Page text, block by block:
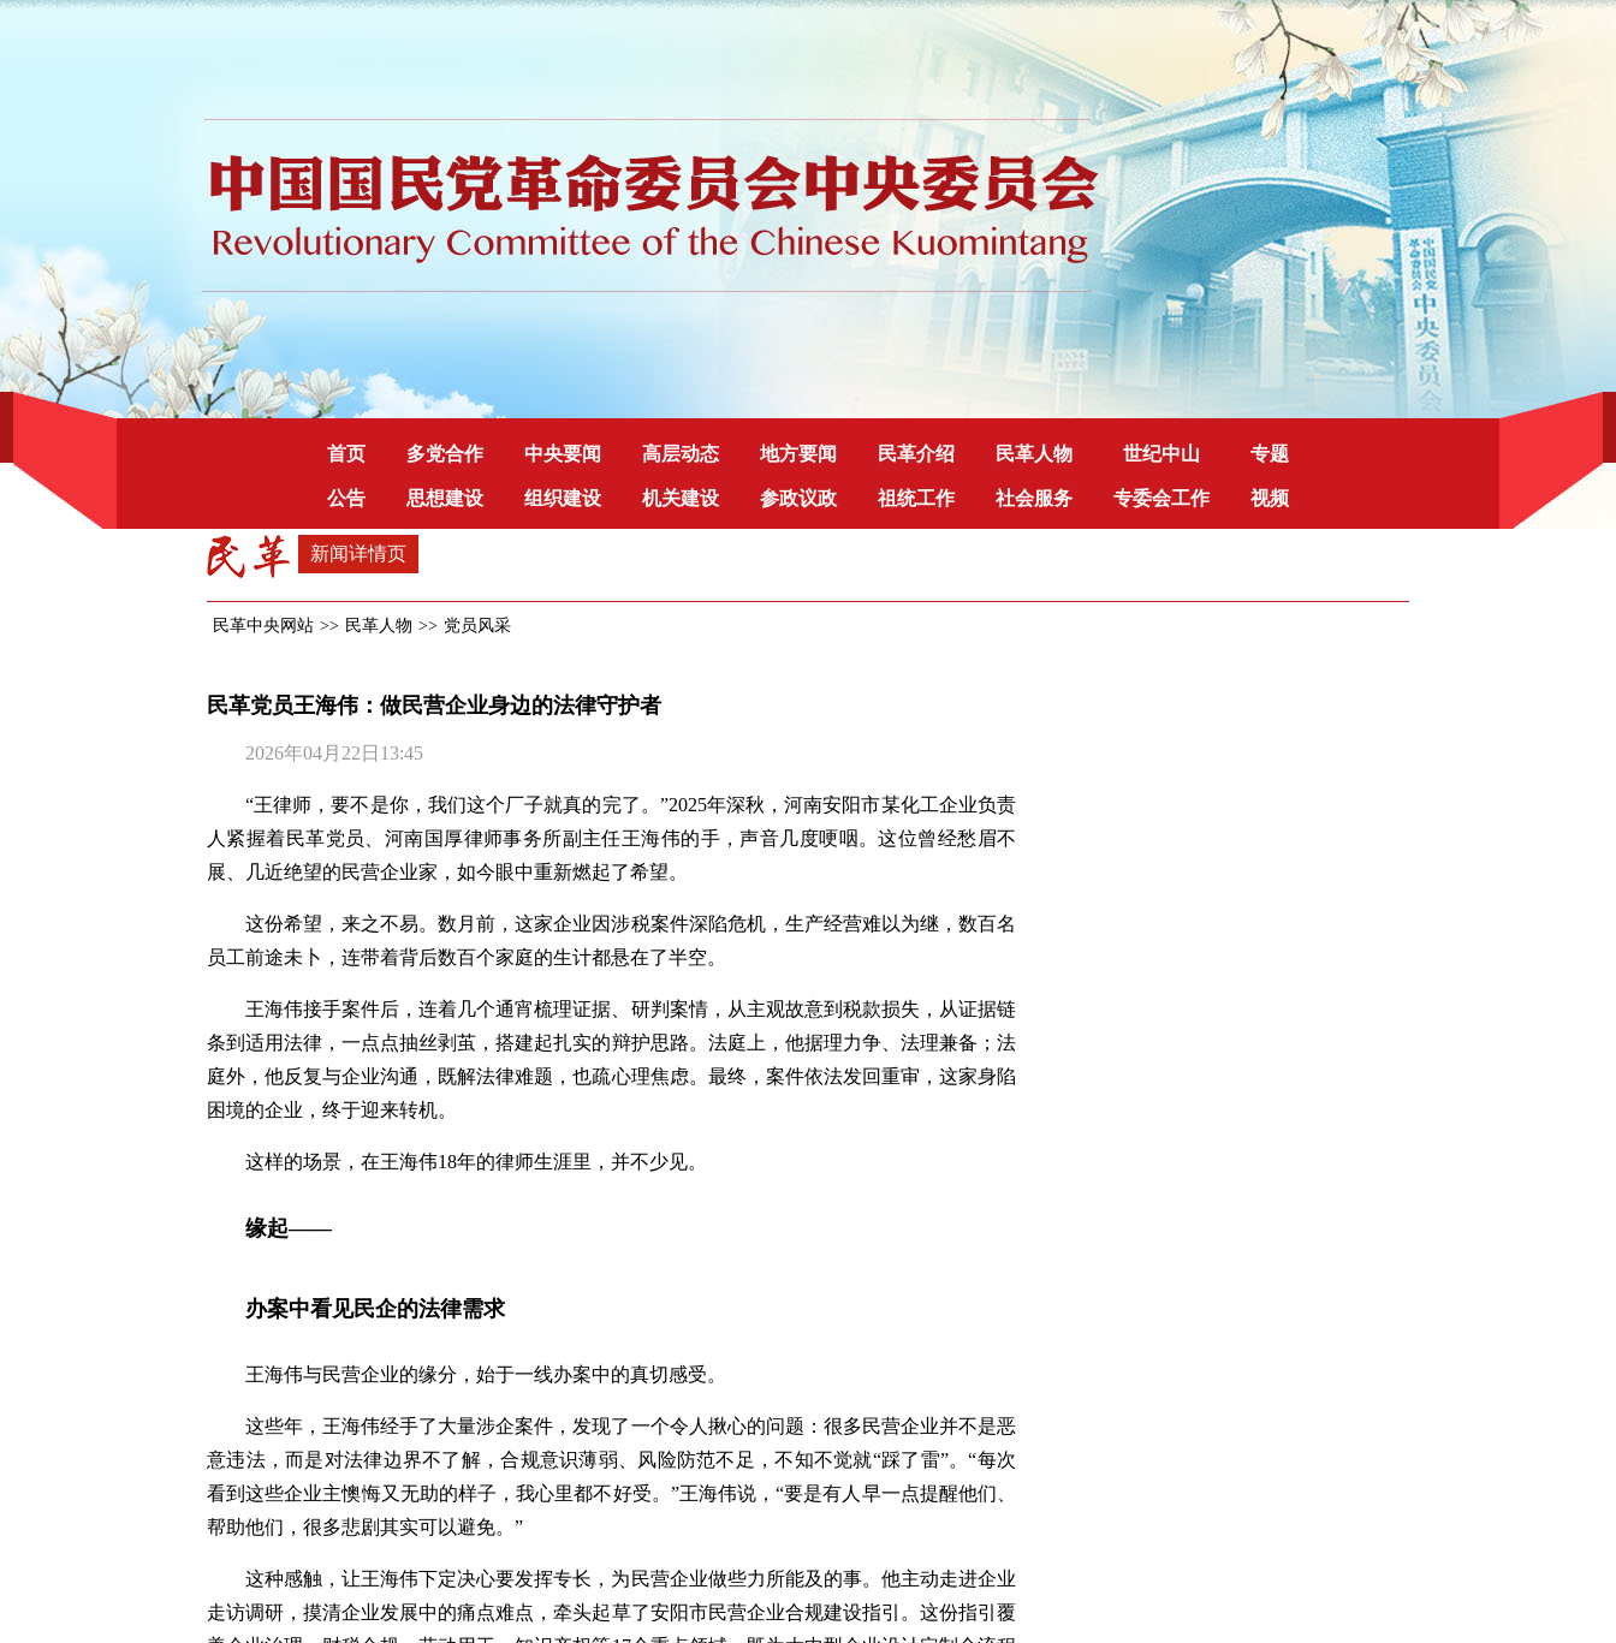
首页 多党合作 中央要闻 高层动态 地方要闻 民革介绍 民革人物 世纪中山 专题
公告 思想建设 组织建设 机关建设 参政议政 祖统工作 社会服务 专委会工作 视频
新闻详情页
民革中央网站 >> 民革人物 >> 党员风采
民革党员王海伟：做民营企业身边的法律守护者
2026年04月22日13:45
“王律师，要不是你，我们这个厂子就真的完了。”2025年深秋，河南安阳市某化工企业负责
人紧握着民革党员、河南国厚律师事务所副主任王海伟的手，声音几度哽咽。这位曾经愁眉不
展、几近绝望的民营企业家，如今眼中重新燃起了希望。
这份希望，来之不易。数月前，这家企业因涉税案件深陷危机，生产经营难以为继，数百名
员工前途未卜，连带着背后数百个家庭的生计都悬在了半空。
王海伟接手案件后，连着几个通宵梳理证据、研判案情，从主观故意到税款损失，从证据链
条到适用法律，一点点抽丝剥茧，搭建起扎实的辩护思路。法庭上，他据理力争、法理兼备；法
庭外，他反复与企业沟通，既解法律难题，也疏心理焦虑。最终，案件依法发回重审，这家身陷
困境的企业，终于迎来转机。
这样的场景，在王海伟18年的律师生涯里，并不少见。
缘起——
办案中看见民企的法律需求
王海伟与民营企业的缘分，始于一线办案中的真切感受。
这些年，王海伟经手了大量涉企案件，发现了一个令人揪心的问题：很多民营企业并不是恶
意违法，而是对法律边界不了解，合规意识薄弱、风险防范不足，不知不觉就“踩了雷”。“每次
看到这些企业主懊悔又无助的样子，我心里都不好受。”王海伟说，“要是有人早一点提醒他们、
帮助他们，很多悲剧其实可以避免。”
这种感触，让王海伟下定决心要发挥专长，为民营企业做些力所能及的事。他主动走进企业
走访调研，摸清企业发展中的痛点难点，牵头起草了安阳市民营企业合规建设指引。这份指引覆